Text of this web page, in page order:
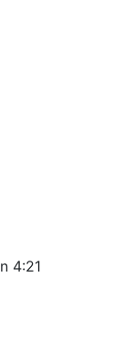
4:21